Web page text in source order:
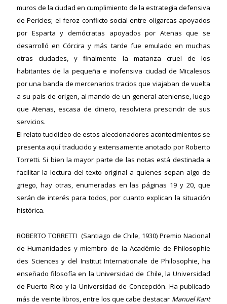
muros de la ciudad en cumplimiento de la estrategia defensiva
de Pericles; el feroz conflicto social entre oligarcas apoyados
por Esparta y demócratas apoyados por Atenas que se
desarrolló en Córcira y más tarde fue emulado en muchas
otras ciudades, y finalmente la matanza cruel de los
habitantes de la pequeña e inofensiva ciudad de Micalesos
por una banda de mercenarios tracios que viajaban de vuelta
a su país de origen, al mando de un general ateniense, luego
que Atenas, escasa de dinero, resolviera prescindir de sus
servicios.
El relato tucidídeo de estos aleccionadores acontecimientos se
presenta aquí traducido y extensamente anotado por Roberto
Torretti. Si bien la mayor parte de las notas está destinada a
facilitar la lectura del texto original a quienes sepan algo de
griego, hay otras, enumeradas en las páginas 19 y 20, que
serán de interés para todos, por cuanto explican la situación
histórica.
ROBERTO TORRETTI (Santiago de Chile, 1930) Premio Nacional
de Humanidades y miembro de la Académie de Philosophie
des Sciences y del Institut Internationale de Philosophie, ha
enseñado filosofía en la Universidad de Chile, la Universidad
de Puerto Rico y la Universidad de Concepción. Ha publicado
más de veinte libros, entre los que cabe destacar Manuel Kant